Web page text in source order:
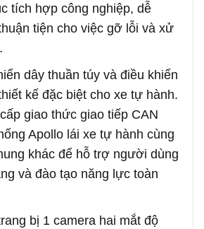
tích hợp công nghiệp, dễ
tiện cho việc gỡ lỗi và xử
dây thuần túy và điều khiển
kế đặc biệt cho xe tự hành.
giao thức giao tiếp CAN
Apollo lái xe tự hành cùng
khác để hỗ trợ người dùng
và đào tạo năng lực toàn
bị 1 camera hai mắt độ